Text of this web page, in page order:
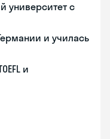
университет с
и училась
и